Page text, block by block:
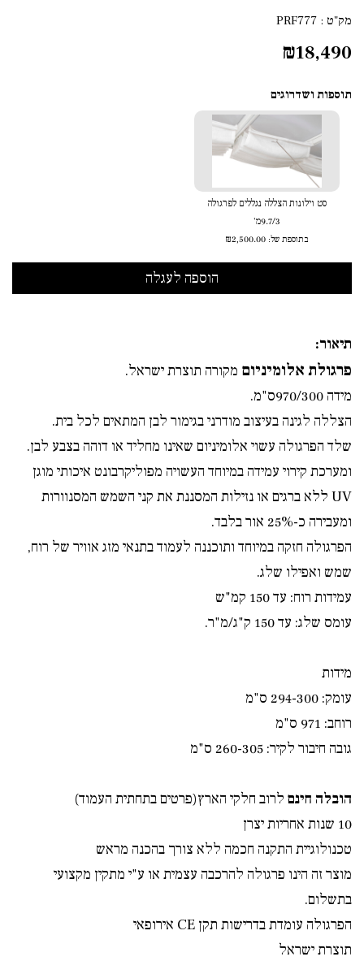
מק"ט : PRF777
₪18,490
תוספות ושדרוגים
סט וילונות הצללה נגללים לפרגולה
9.7/3מ'
בתוספת של: ₪2,500.00
תיאור:
פרגולת אלומיניום מקורה תוצרת ישראל.
מידה 970/300ס"מ.
הצללה לגינה בעיצוב מודרני בגימור לבן המתאים לכל בית.
שלד הפרגולה עשוי אלומיניום שאינו מחליד או דוהה בצבע לבן.
ומערכת קירוי עמידה במיוחד העשויה מפוליקרבונט איכותי מוגן
UV ללא ברגים או נזילות המסננת את קני השמש המסנוורות
ומעבירה כ-25% אור בלבד.
הפרגולה חזקה במיוחד ותוכננה לעמוד בתנאי מזג אוויר של רוח,
שמש ואפילו שלג.
עמידות רוח: עד 150 קמ"ש
עומס שלג: עד 150 ק"ג/מ"ר.
מידות
עומק: 294-300 ס"מ
רוחב: 971 ס"מ
גובה חיבור לקיר: 260-305 ס"מ
הובלה חינם לרוב חלקי הארץ(פרטים בתחתית העמוד)
10 שנות אחריות יצרן
טכנולוגיית התקנה חכמה ללא צורך בהכנה מראש
מוצר זה הינו פרגולה להרכבה עצמית או ע"י מתקין מקצועי
בתשלום.
הפרגולה עומדת בדרישות תקן CE אירופאי
תוצרת ישראל